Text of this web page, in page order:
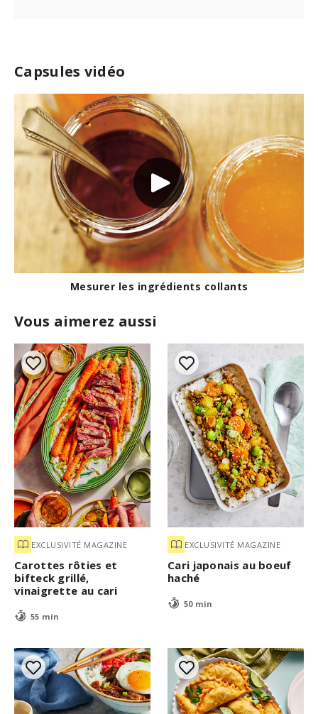
Capsules vidéo
Mesurer les ingrédients collants
Vous aimerez aussi
EXCLUSIVITÉ MAGAZINE
Carottes rôties et
bifteck grillé,
vinaigrette au cari
55 min
EXCLUSIVITÉ MAGAZINE
Cari japonais au boeuf
haché
50 min